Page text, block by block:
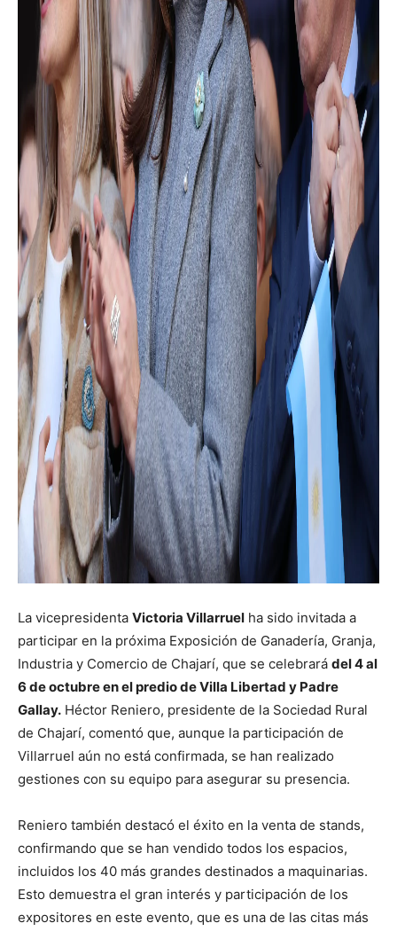
La vicepresidenta Victoria Villarruel ha sido invitada a
participar en la próxima Exposición de Ganadería, Granja,
Industria y Comercio de Chajarí, que se celebrará del 4 al
6 de octubre en el predio de Villa Libertad y Padre
Gallay. Héctor Reniero, presidente de la Sociedad Rural
de Chajarí, comentó que, aunque la participación de
Villarruel aún no está confirmada, se han realizado
gestiones con su equipo para asegurar su presencia.
Reniero también destacó el éxito en la venta de stands,
confirmando que se han vendido todos los espacios,
incluidos los 40 más grandes destinados a maquinarias.
Esto demuestra el gran interés y participación de los
expositores en este evento, que es una de las citas más